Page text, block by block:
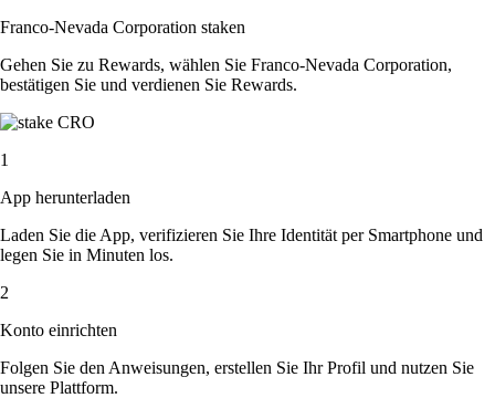
Franco-Nevada Corporation staken
Gehen Sie zu Rewards, wählen Sie Franco-Nevada Corporation,
bestätigen Sie und verdienen Sie Rewards.
1
App herunterladen
Laden Sie die App, verifizieren Sie Ihre Identität per Smartphone und
legen Sie in Minuten los.
2
Konto einrichten
Folgen Sie den Anweisungen, erstellen Sie Ihr Profil und nutzen Sie
unsere Plattform.